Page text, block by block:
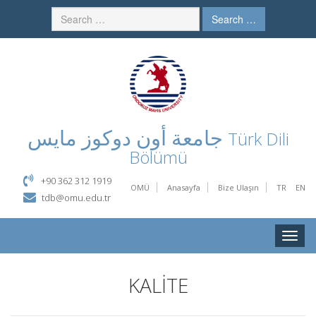
Search …
Türk Dili
Bölümü
OMÜ Anasayfa Bize Ulaşın TR EN
+90 362 312 1919
tdb@omu.edu.tr
Toggle
KALİTE